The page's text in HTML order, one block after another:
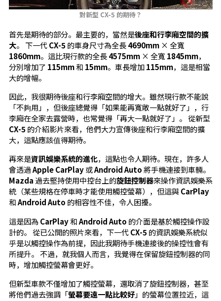
對新型 CX-5 的期待？
首先是期待的部分。最主要的，當然是後座和行李廂空間的擴
大。 下一代CX-5 的車身尺寸為全長4690mm× 全寬
1860mm。這比現行款的全長4575mm× 全寬 1845mm，
分別增加了 115mm和 15mm。車長增加115mm，這是相當
大的增幅。
因此，我很期待後座和行李廂空間的增大。雖然現行款不能說
「不夠用」，但後座總覺得「如果能再寬敞一點就好了」，行
李廂在全家去露營時，也常覺得「再大一點就好了」。 從新型
CX-5 的介紹影片來看，他們大力宣傳後座和行李廂空間的擴
大，這點應該值得期待。
再來是資訊娛樂系統的進化，這點也令人期待。現在，許多人
會透過Apple CarPlay或Android Auto將手機連接到車輛。
Mazda 過去堅持使用中控台上的旋鈕控制器來操作資訊娛樂系
統（某些規格在停車時才能使用觸控螢幕），但這與CarPlay
和Android Auto 的相容性不佳，令人困擾。
這是因為CarPlay和Android Auto 的介面是基於觸控操作設
計的。 從已公開的照片來看，下一代CX-5 的資訊娛樂系統似
乎是以觸控操作為前提，因此我期待手機連接後的操控性會有
所提升。 不過，就我個人而言，我覺得在保留旋鈕控制器的同
時，增加觸控螢幕會更好。
但新型車款不僅增加了觸控螢幕，還取消了旋鈕控制器，甚至
將他們過去強調「螢幕要遠一點比較好」的螢幕位置拉近，這